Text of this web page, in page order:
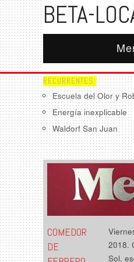
BETA-
RECURRENTES:
Escuela del Olor y
Energía inexplicable
Waldorf San Juan
COMEDOR
DE
2018.
Sol,